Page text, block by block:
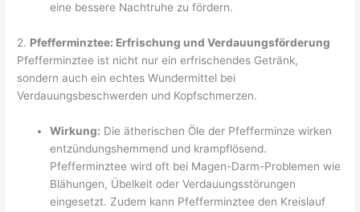
eine bessere Nachtruhe zu fördern.
2. Pfefferminztee: Erfrischung und Verdauungsförderung
Pfefferminztee ist nicht nur ein erfrischendes Getränk,
sondern auch ein echtes Wundermittel bei
Verdauungsbeschwerden und Kopfschmerzen.
Wirkung: Die ätherischen Öle der Pfefferminze wirken
entzündungshemmend und krampflösend.
Pfefferminztee wird oft bei Magen-Darm-Problemen wie
Blähungen, Übelkeit oder Verdauungsstörungen
eingesetzt. Zudem kann Pfefferminztee den Kreislauf